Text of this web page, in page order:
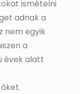
ismételni
adnak a
nem egyik
a
évek alatt